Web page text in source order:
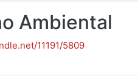
Ambiental
11191/5809